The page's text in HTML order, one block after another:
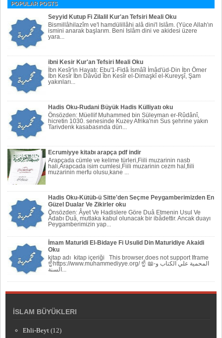
POPULAR POSTS
Seyyid Kutup Fi Zilalil Kur'an Tefsiri Meali Oku
Bismillâhilazîm ve'l hamdülillâhi alâ dini'l Islâm. (Yüce Allah'ın
ismini anarak başlarım. Beni Islâm dini ve akidesi üzere
yara...
ibni Kesir Kur'an Tefsiri Meali Oku
İbn Kesîr'in Hayatı: Ebu'1-Fidâ İsmâîl İmâd'üd-Din İbn Ömer
İbn Kesîr İbn Dâvûd îbn Kesîr el-Dimaşkî el-Kureyşî, Şam
yakınları...
Hadis Oku-Rudani Büyük Hadis Külliyatı oku
Önsözden: Müellif Muhammed bin Süleyman er-Rûdânî,
hicretin 1030. senesinde Kuzey Afrika'nın Sus şehrine yakın
Tarivdenk kasabasında dün...
Ecrumiyye kitabı arapça pdf indir
Arapçada cümle ve kelime türleri,Fiili muzarinin nasb
hali,Arapcada isim cumlesi,Fiili muzarinin cezm hal,fiili
muzarinin merfu olusu,kane ...
Hadis Oku-Kütüb-ü Sitte'den Seçme Peygamberimizden En
Güzel Dualar Ve Zikirler oku
Önsözden: Âyet Ve Hadislere Göre Duâ Etmenin Usul Ve
Âdabı Duâ, mutlaka kabul olunacak bir ibâdettir. Ancak duayı
Peygamberi­mizin yap...
İmam Maturidi El-Bidaye Fi Usulid Din Maturidiye Akaidi
Oku
kitap adı kitap içeriği This browser does not support Iframe
☝https://www.muhammediyye.org/ ☝ 📖-المحمية علي الكتاب و
İSLAM BÜYÜKLERI
Ehli-Beyt (12)